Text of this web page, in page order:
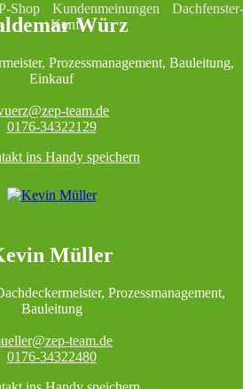
Shop Kundenmeinungen
Dachfenster-
KonfiWürz
Prozessmanagement, Bauleitung,
Einkauf
team.de
0176-34322129
Müller
Prozessmanagement,
Bauleitung
team.de
0176-34322480